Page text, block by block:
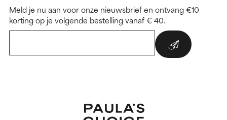
Meld je nu aan voor onze nieuwsbrief en ontvang €10
korting op je volgende bestelling vanaf € 40.